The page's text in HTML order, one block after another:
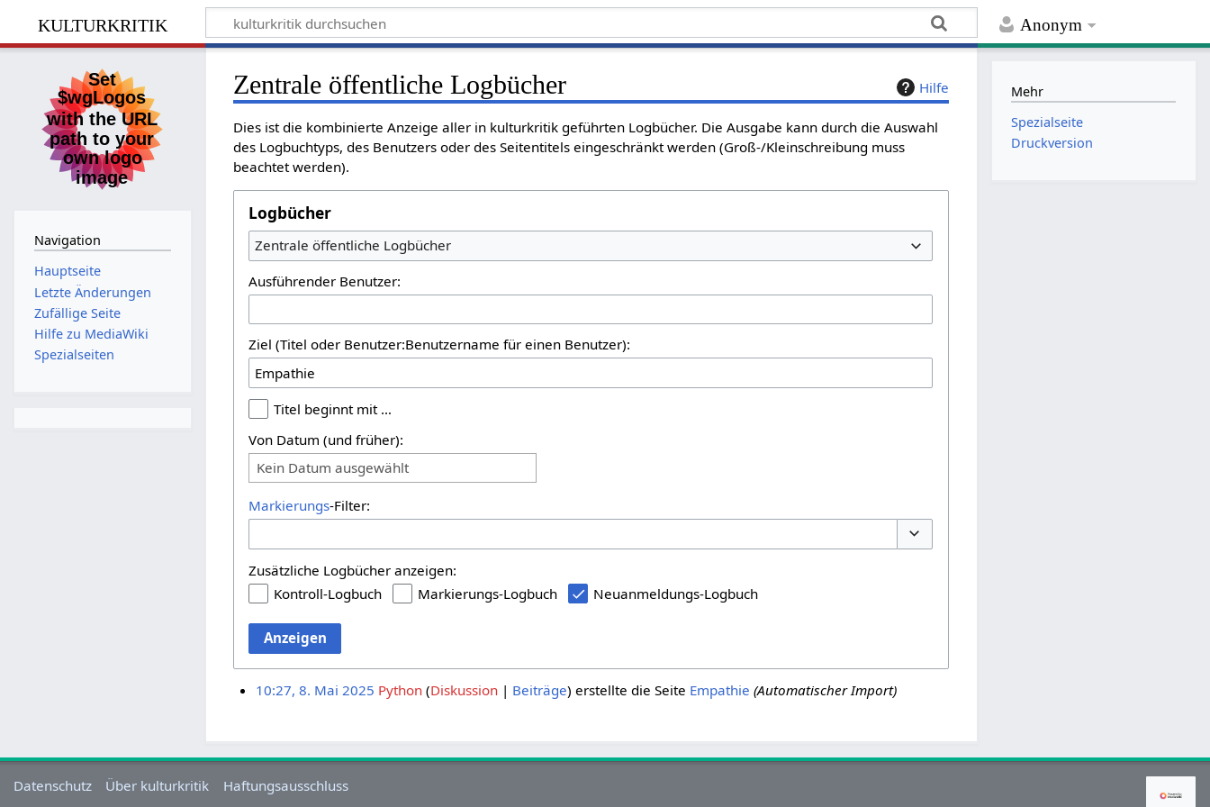
Anonym
kulturkritik
Hilfe
Zentrale öffentliche Logbücher
Dies ist die kombinierte Anzeige aller in kulturkritik geführten Logbücher. Die Ausgabe kann durch die Auswahl
des Logbuchtyps, des Benutzers oder des Seitentitels eingeschränkt werden (Groß-/Kleinschreibung muss
beachtet werden).
Logbücher
Zentrale öffentliche Logbücher
Ausführender Benutzer:
Ziel (Titel oder Benutzer:Benutzername für einen Benutzer):
Titel beginnt mit …
Von Datum (und früher):
Kein Datum ausgewählt
Markierungs-Filter:
Zusätzliche Logbücher anzeigen:
Kontroll-Logbuch
Markierungs-Logbuch Neuanmeldungs-Logbuch
Anzeigen
10:27, 8. Mai 2025 Python Diskussion Beiträge erstellte die Seite Empathie (Automatischer Import)
Navigation
Hauptseite
Letzte Änderungen
Zufällige Seite
Hilfe zu MediaWiki
Spezialseiten
Mehr
Spezialseite
Druckversion
Datenschutz Über kulturkritik Haftungsausschluss